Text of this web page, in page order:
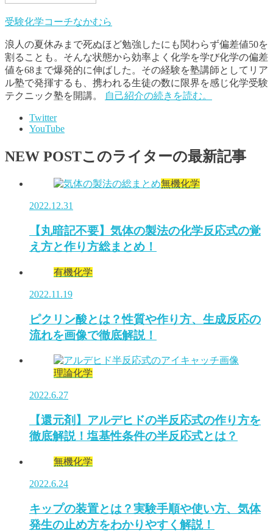
受験化学コーチなかむら
浪人の夏休みまで死ぬほど勉強したにも関わらず偏差値50を
割ることも。そんな状態から効率よく化学を学び化学の偏差
値を68まで爆発的に伸ばした。その経験を塾講師としてリア
ル塾で発揮するも、携われる生徒の数に限界を感じ化学受験
テクニック塾を開講。
自己紹介の続きを読む。
Twitter
YouTube
NEW POSTこのライターの最新記事
無機化学
2022.12.31
【丸暗記不要】気体の製法の化学反応式の覚
え方と作り方総まとめ！
有機化学
2022.11.19
ピクリン酸とは？性質や作り方、生成反応の
流れを画像で徹底解説！
理論化学
2022.6.27
【還元剤】アルデヒドの半反応式の作り方を
徹底解説！塩基性条件の半反応式とは？
無機化学
2022.6.24
キップの装置とは？実験手順や使い方、気体
発生の止め方をわかりやすく解説！